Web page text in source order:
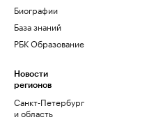
Биографии
База знаний
РБК Образование
Новости
регионов
Санкт-Петербург
и область